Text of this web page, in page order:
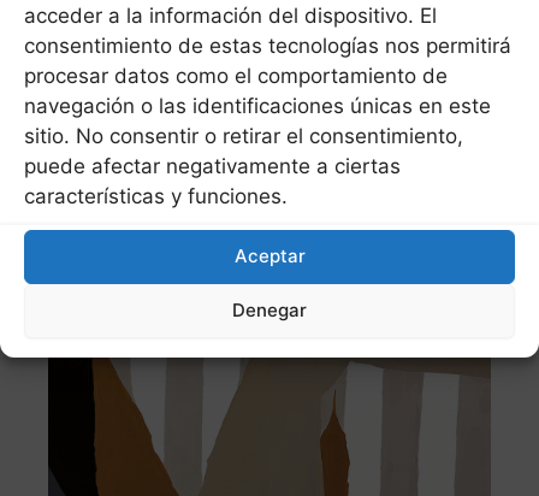
acceder a la información del dispositivo. El
consentimiento de estas tecnologías nos permitirá
procesar datos como el comportamiento de
navegación o las identificaciones únicas en este
sitio. No consentir o retirar el consentimiento,
puede afectar negativamente a ciertas
características y funciones.
Aceptar
Denegar